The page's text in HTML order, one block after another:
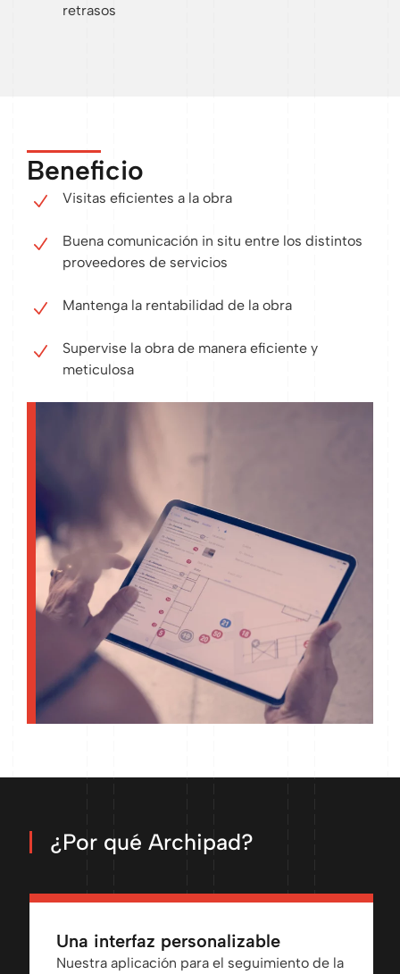
retrasos
Beneficio
Visitas eficientes a la obra
Buena comunicación in situ entre los distintos
proveedores de servicios
Mantenga la rentabilidad de la obra
Supervise la obra de manera eficiente y
meticulosa
¿Por qué Archipad?
Una interfaz personalizable
Nuestra aplicación para el seguimiento de la